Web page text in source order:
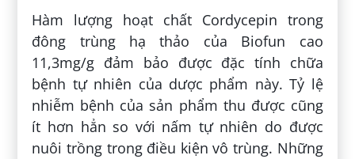
Hàm lượng hoạt chất Cordycepin trong
đông trùng hạ thảo của Biofun cao
11,3mg/g đảm bảo được đặc tính chữa
bệnh tự nhiên của dược phẩm này. Tỷ lệ
nhiễm bệnh của sản phẩm thu được cũng
ít hơn hẳn so với nấm tự nhiên do được
nuôi trồng trong điều kiện vô trùng. Những